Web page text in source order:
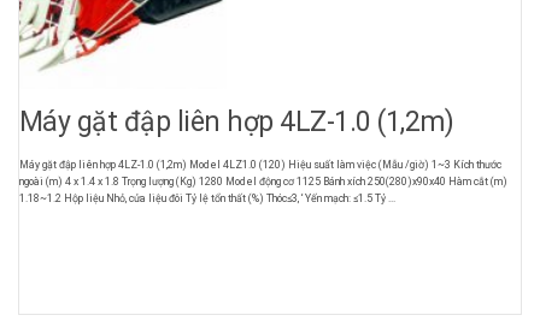
Máy gặt đập liên hợp 4LZ-1.0 (1,2m)
Máy gặt đập liên hợp 4LZ-1.0 (1,2m) Model 4LZ1.0 (120) Hiệu suất làm việc (Mẫu /giờ) 1~3 Kích thước
ngoài (m) 4 x 1.4 x 1.8 Trọng lượng (Kg) 1280 Model động cơ 1125 Bánh xích 250(280)x90x40 Hàm cắt (m)
1.18~1.2 Hộp liệu Nhỏ, cửa liệu đôi Tỷ lệ tổn thất (%) Thóc≤3, ‘ Yến mạch: ≤1.5 Tỷ ...